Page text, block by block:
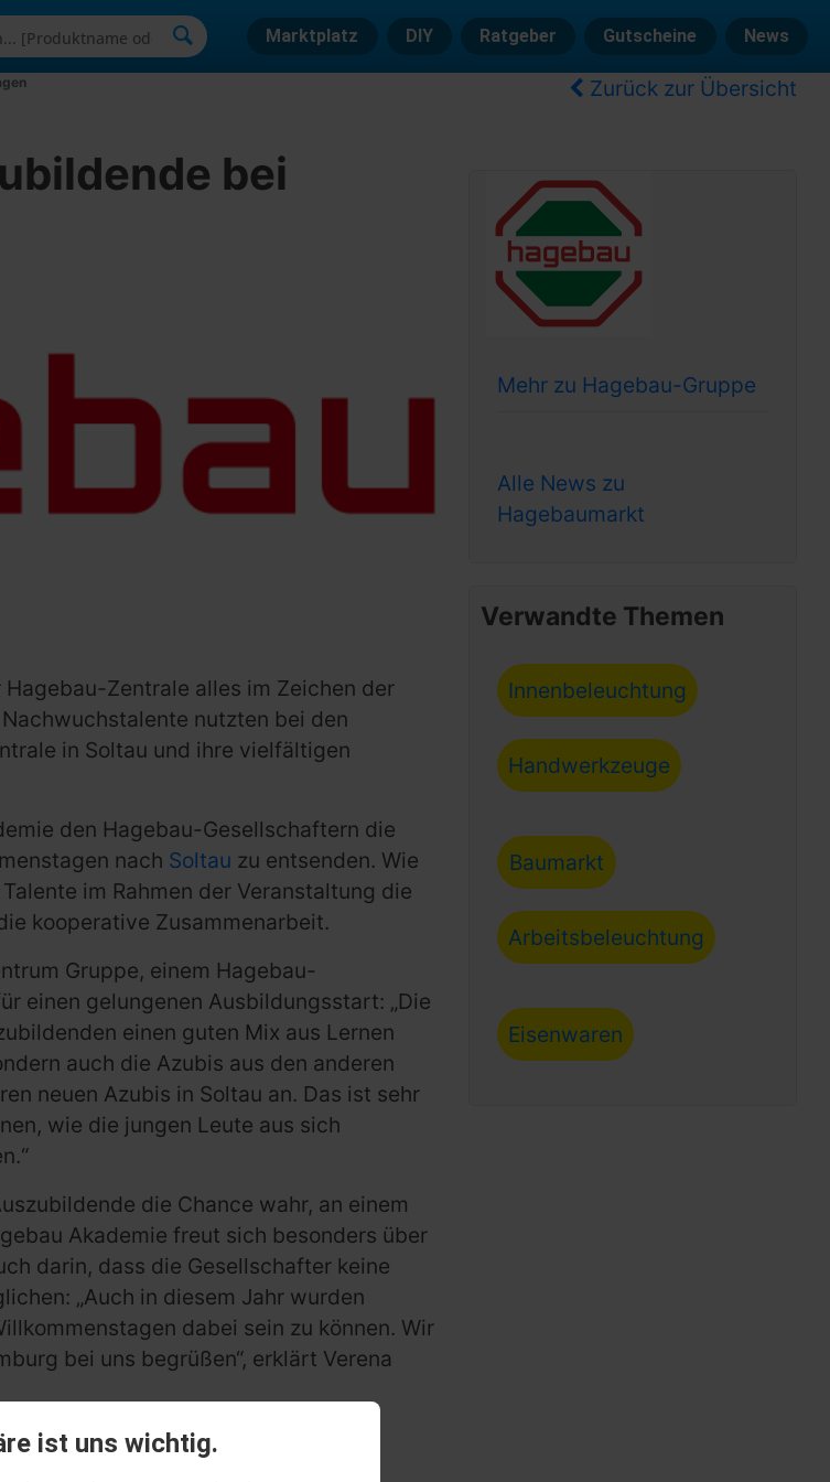
ist uns wichtig.
Marktplatz DIY Ratgeber Gutscheine News
Zurück zur Übersicht
bei
Zentrale alles im Zeichen der
nutzten bei den
in Soltau und ihre vielfältigen
den Hagebau-Gesellschaftern die
nach Soltau zu entsenden. Wie
im Rahmen der Veranstaltung die
kooperative Zusammenarbeit.
Gruppe, einem Hagebau-
einen gelungenen Ausbildungsstart: „Die
einen guten Mix aus Lernen
auch die Azubis aus den anderen
neuen Azubis in Soltau an. Das ist sehr
wie die jungen Leute aus sich
die Chance wahr, an einem
Akademie freut sich besonders über
darin, dass die Gesellschafter keine
„Auch in diesem Jahr wurden
dabei sein zu können. Wir
bei uns begrüßen“, erklärt Verena
lehrreiches Programm geboten.
Höhepunkten des ersten Tages ein
Mehr zu Hagebau-Gruppe
Alle News zu
Hagebaumarkt
Verwandte Themen
Innenbeleuchtung
Handwerkzeuge
Baumarkt
Arbeitsbeleuchtung
Eisenwaren